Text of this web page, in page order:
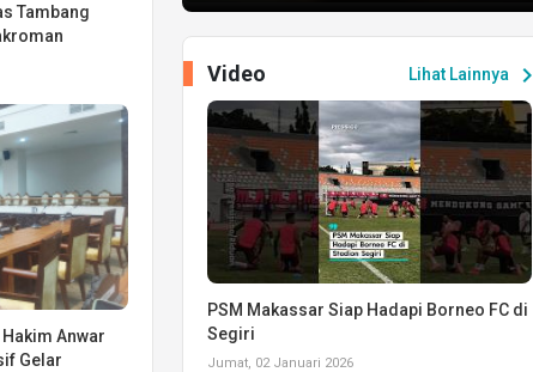
Tambang
Anwar
Gelar
Lihat Lainnya chevron_right
Video
PSM Makassar Siap Hadapi Borneo FC di
Segiri
Jumat, 02 Januari 2026